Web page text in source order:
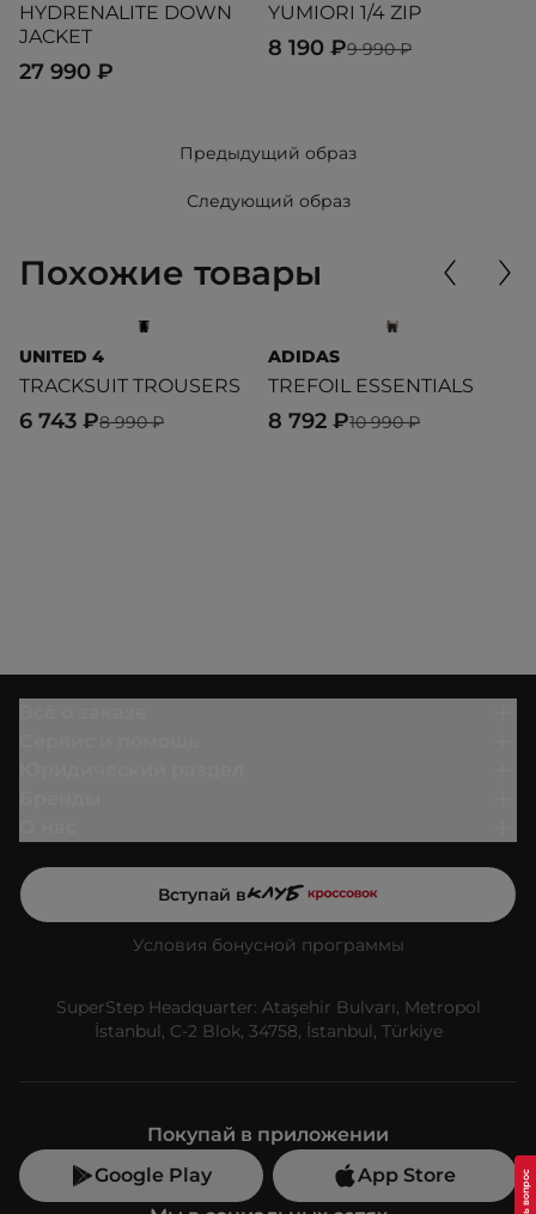
HYDRENALITE DOWN
JACKET
27 990 ₽
YUMIORI 1/4 ZIP
9 990 ₽
8 190 ₽
Предыдущий образ
Следующий образ
Похожие товары
UNITED 4
TRACKSUIT TROUSERS
8 990 ₽
6 743 ₽
ADIDAS
TREFOIL ESSENTIALS
10 990 ₽
8 792 ₽
Вступай в
Условия бонусной программы
SuperStep Headquarter: Ataşehir Bulvarı, Metropol
İstanbul, C-2 Blok, 34758, İstanbul, Türkiye
Покупай в приложении
Google Play
App Store